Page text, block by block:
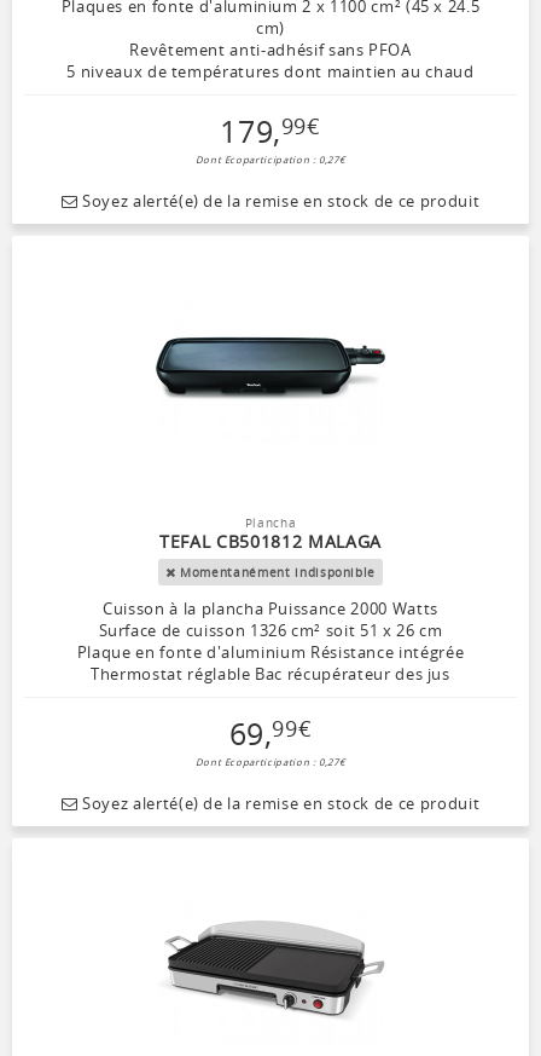
Plaques en fonte d'aluminium 2 x 1100 cm² (45 x 24.5
cm)
Revêtement anti-adhésif sans PFOA
5 niveaux de températures dont maintien au chaud
179,99€
Dont Ecoparticipation : 0,27€
Soyez alerté(e) de la remise en stock de ce produit
Plancha
TEFAL CB501812 MALAGA
Momentanément indisponible
Cuisson à la plancha Puissance 2000 Watts
Surface de cuisson 1326 cm² soit 51 x 26 cm
Plaque en fonte d'aluminium Résistance intégrée
Thermostat réglable Bac récupérateur des jus
69,99€
Dont Ecoparticipation : 0,27€
Soyez alerté(e) de la remise en stock de ce produit